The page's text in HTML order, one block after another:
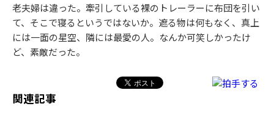
老夫婦は違った。牽引している裸のトレーラーに布団を引い
て、そこで寝るというではないか。遮る物は何もなく、真上
には一面の星空、隣には最愛の人。なんか可笑しかったけ
ど、素敵だった。
関連記事